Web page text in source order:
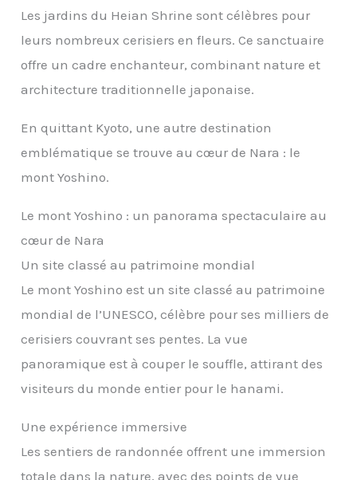
Les jardins du Heian Shrine sont célèbres pour
leurs nombreux cerisiers en fleurs. Ce sanctuaire
offre un cadre enchanteur, combinant nature et
architecture traditionnelle japonaise.
En quittant Kyoto, une autre destination
emblématique se trouve au cœur de Nara : le
mont Yoshino.
Le mont Yoshino : un panorama spectaculaire au
cœur de Nara
Un site classé au patrimoine mondial
Le mont Yoshino est un site classé au patrimoine
mondial de l’UNESCO, célèbre pour ses milliers de
cerisiers couvrant ses pentes. La vue
panoramique est à couper le souffle, attirant des
visiteurs du monde entier pour le hanami.
Une expérience immersive
Les sentiers de randonnée offrent une immersion
totale dans la nature, avec des points de vue